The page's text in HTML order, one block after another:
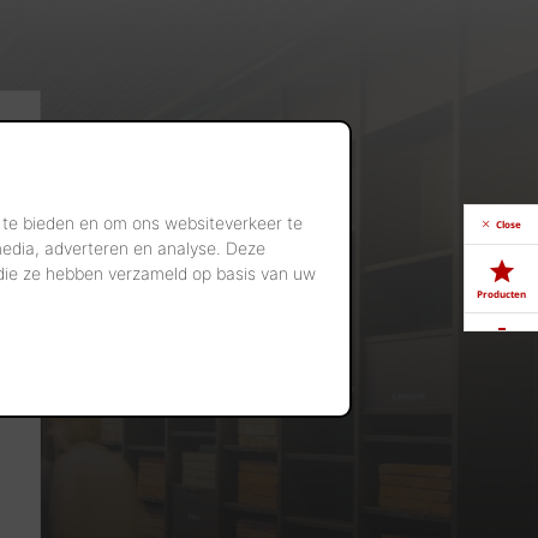
bieden en om ons websiteverkeer te
adverteren en analyse. Deze
ze hebben verzameld op basis van uw
Close
Producten